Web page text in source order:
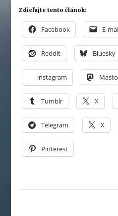
Zdieľajte tento článok:
Facebook E-
Reddit Bluesky
instagram
Tumblr X
Telegram X
Pinterest